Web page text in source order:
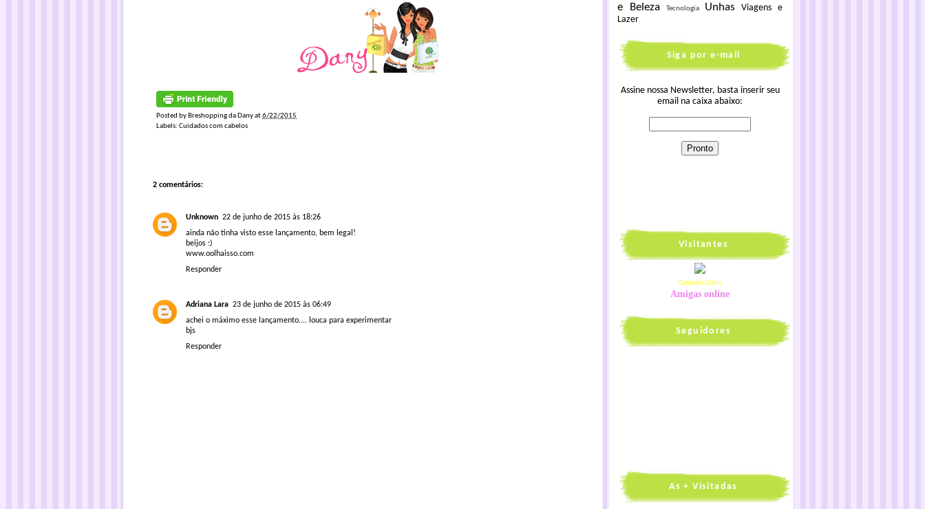
Posted by Breshopping da Danyat6/22/2015
Labels: Cuidados com cabelos
2 comentários:
Unknown 22 de junho de 2015 às 18:26
ainda não tinha visto esse lançamento, bem legal!
beijos :)
www.oolhaisso.com
Responder
Adriana Lara 23 de junho de 2015 às 06:49
achei o máximo esse lançamento.... louca para experimentar
bjs
Responder
e Beleza
Tecnologia Unhas
Viagens e
Lazer
Siga por e-mail
Assine nossa Newsletter, basta inserir seu
email na caixa abaixo:
Visitantes
Contador Grátis
Amigas online
Seguidores
As + Visitadas